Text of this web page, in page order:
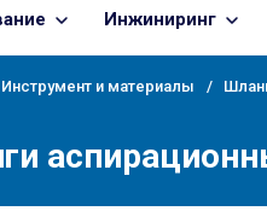
Инжиниринг
Инструмент и материалы